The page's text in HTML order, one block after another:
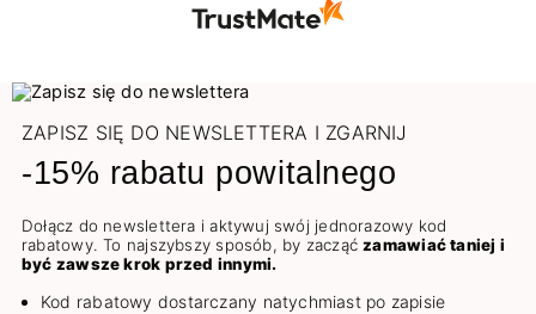
ZAPISZ SIĘ DO NEWSLETTERA I ZGARNIJ
-15% rabatu powitalnego
Dołącz do newslettera i aktywuj swój jednorazowy kod
rabatowy. To najszybszy sposób, by zacząćzamawiać taniej i
być zawsze krok przed innymi.
Kod rabatowy dostarczany natychmiast po zapisie